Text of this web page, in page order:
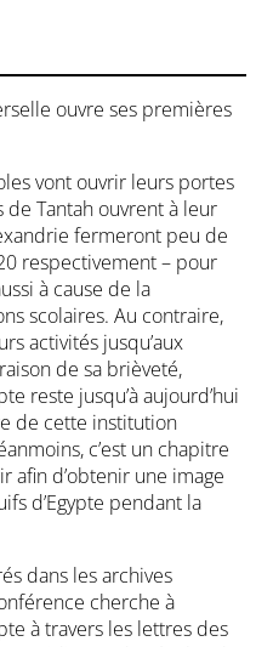
ouvre ses premières
vont ouvrir leurs portes
de Tantah ouvrent à leur
fermeront peu de
respectivement – pour
à cause de la
scolaires. Au contraire,
activités jusqu’aux
de sa brièveté,
reste jusqu’à aujourd’hui
de cette institution
c’est un chapitre
afin d’obtenir une image
d’Egypte pendant la
dans les archives
cherche à
à travers les lettres des